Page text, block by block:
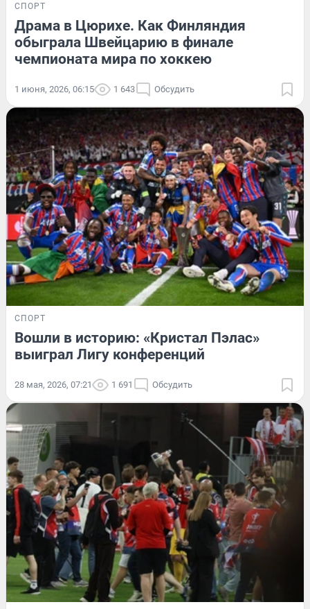
СПОРТ
Драма в Цюрихе. Как Финляндия
обыграла Швейцарию в финале
чемпионата мира по хоккею
1 июня, 2026, 06:15 1 643 Обсудить
СПОРТ
Вошли в историю: «Кристал Пэлас»
выиграл Лигу конференций
28 мая, 2026, 07:21 1 691 Обсудить